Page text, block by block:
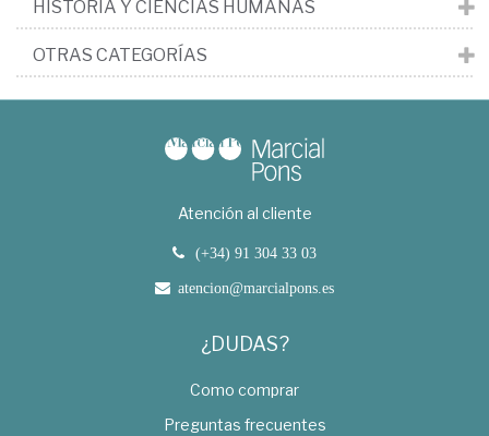
HISTORIA Y CIENCIAS HUMANAS
OTRAS CATEGORÍAS
Atención al cliente
(+34) 91 304 33 03
atencion@marcialpons.es
¿DUDAS?
Como comprar
Preguntas frecuentes